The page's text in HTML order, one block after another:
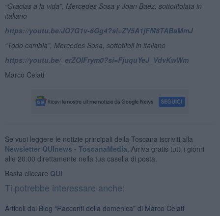
“Gracias a la vida”, Mercedes Sosa y Joan Baez, sottotitolata in
italiano
https://youtu.be/JO7G1v-6Gg4?si=ZV5A1jFM8TABaMmJ
“Todo cambia”, Mercedes Sosa, sottotitoli in italiano
https://youtu.be/_erZOIFrym0?si=FjuquYeJ_VdvKwWm
Marco Celati
Se vuoi leggere le notizie principali della Toscana iscriviti alla
Newsletter QUInews - ToscanaMedia. Arriva gratis tutti i giorni
alle 20:00 direttamente nella tua casella di posta.
Basta cliccare QUI
Ti potrebbe interessare anche:
Articoli dal Blog “Racconti della domenica” di Marco Celati